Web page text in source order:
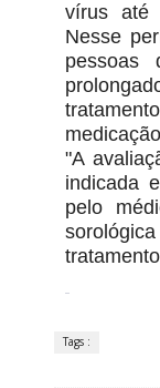
vírus até
Nesse
pessoas
"A
indicada
pelo
Tags :